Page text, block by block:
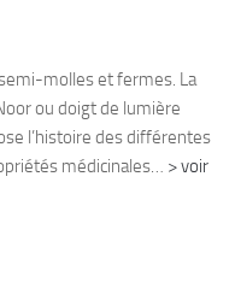
molles et fermes. La
ou doigt de lumière
l’histoire des différentes
médicinales… > voir